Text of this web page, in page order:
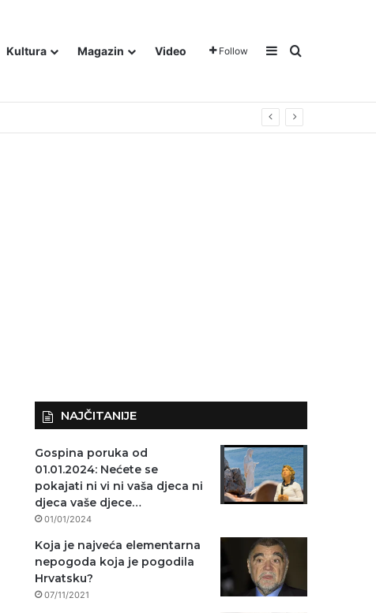
Kultura Magazin Video Follow Sidebar
Traži
NAJČITANIJE
Gospina poruka od
01.01.2024: Nećete se
pokajati ni vi ni vaša djeca ni
djeca vaše djece…
01/01/2024
Koja je najveća elementarna
nepogoda koja je pogodila
Hrvatsku?
07/11/2021